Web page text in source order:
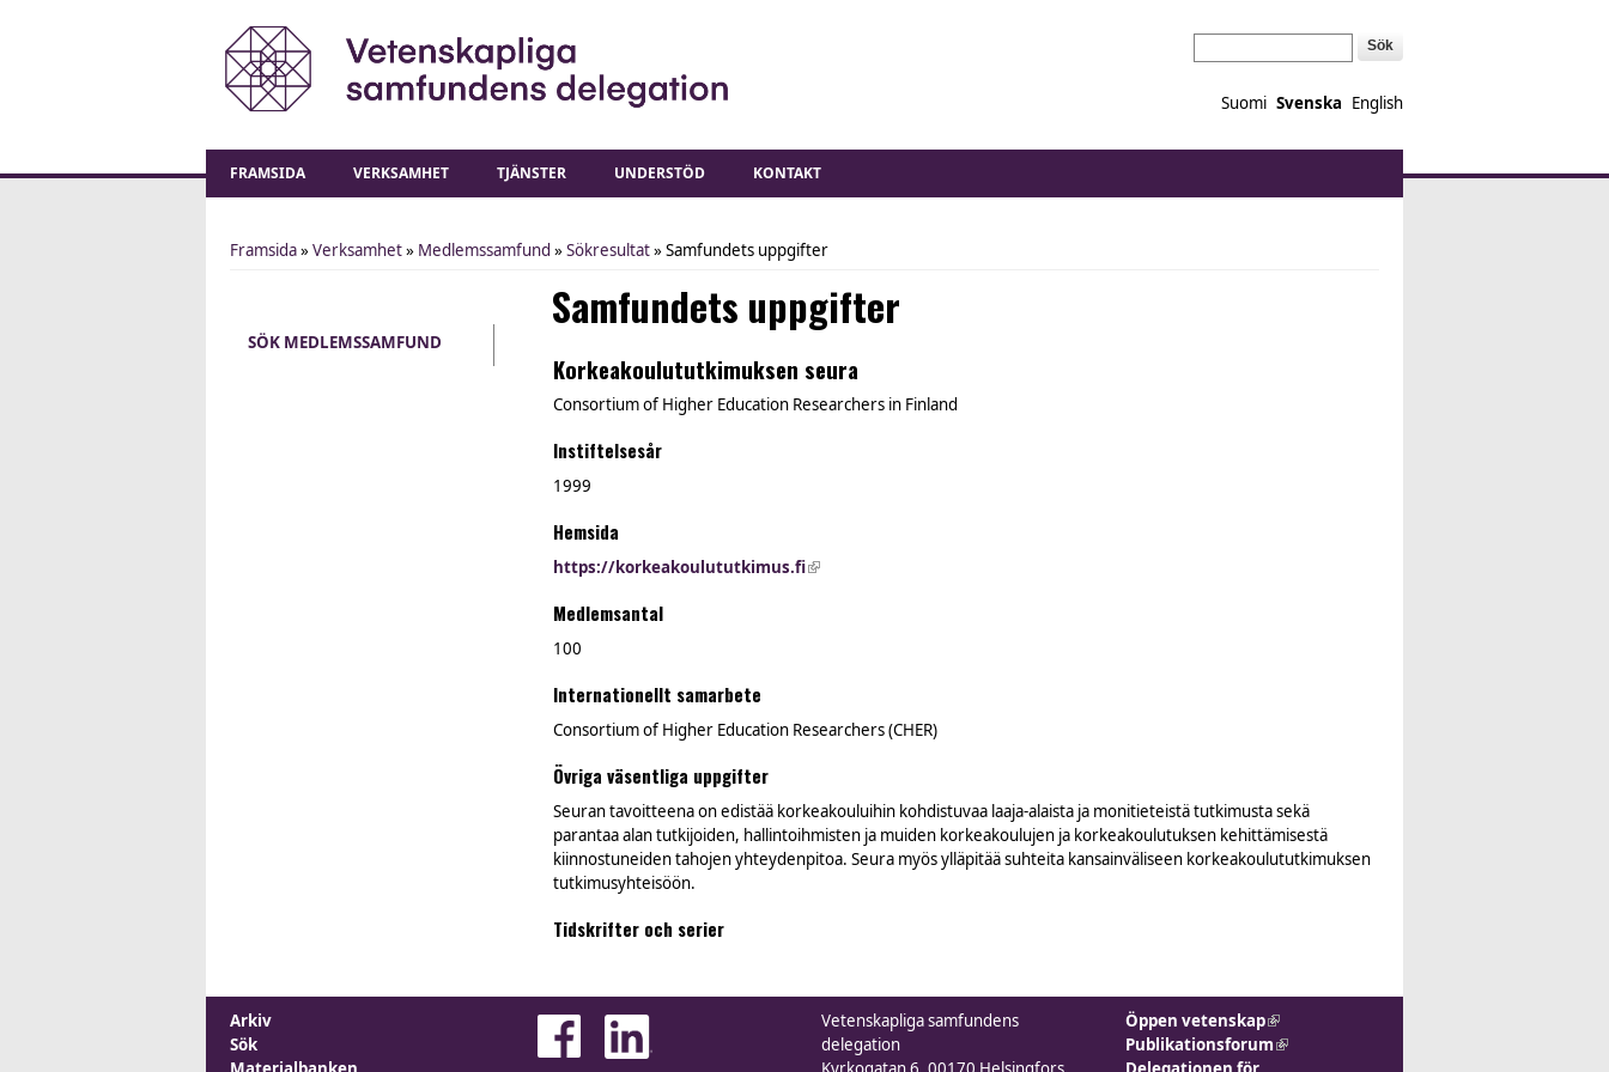
Suomi Svenska English
FRAMSIDA VERKSAMHET TJÄNSTER UNDERSTÖD KONTAKT
Framsida»Verksamhet» Medlemssamfund »Sökresultat» Samfundets uppgifter
SÖK MEDLEMSSAMFUND
Samfundets uppgifter
Korkeakoulututkimuksen seura
Consortium of Higher Education Researchers in Finland
Instiftelsesår
1999
Hemsida
https://korkeakoulututkimus.fi(link is external)
Medlemsantal
100
Internationellt samarbete
Consortium of Higher Education Researchers (CHER)
Övriga väsentliga uppgifter
Seuran tavoitteena on edistää korkeakouluihin kohdistuvaa laaja-alaista ja monitieteistä tutkimusta sekä
parantaa alan tutkijoiden, hallintoihmisten ja muiden korkeakoulujen ja korkeakoulutuksen kehittämisestä
kiinnostuneiden tahojen yhteydenpitoa. Seura myös ylläpitää suhteita kansainväliseen korkeakoulututkimuksen
tutkimusyhteisöön.
Tidskrifter och serier
Arkiv
Sök
Vetenskapliga samfundens
delegation
Öppen vetenskap(link is external)
Publikationsforum(link is